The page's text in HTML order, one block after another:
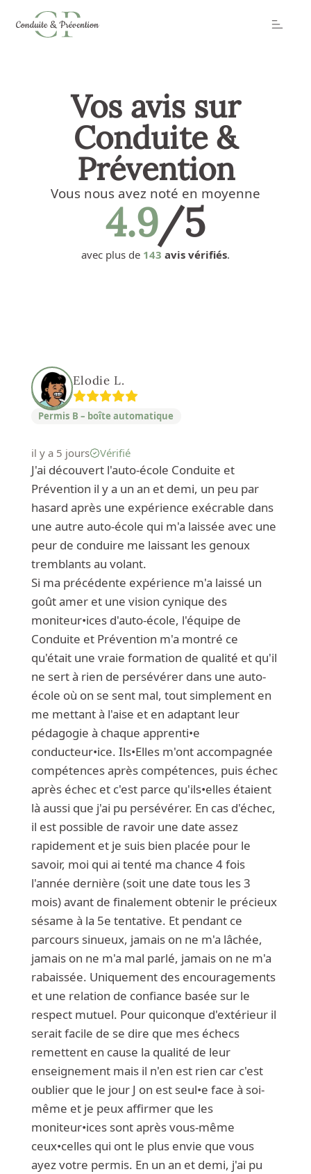
Vos avis sur
Conduite &
Prévention
Vous nous avez noté en moyenne
4.9/5
avec plus de 143 avis vérifiés.
Elodie L.
Permis B – boîte automatique
il y a 5 jours Vérifié
J'ai découvert l'auto-école Conduite et
Prévention il y a un an et demi, un peu par
hasard après une expérience exécrable dans
une autre auto-école qui m'a laissée avec une
peur de conduire me laissant les genoux
tremblants au volant.
Si ma précédente expérience m'a laissé un
goût amer et une vision cynique des
moniteur•ices d'auto-école, l'équipe de
Conduite et Prévention m'a montré ce
qu'était une vraie formation de qualité et qu'il
ne sert à rien de persévérer dans une auto-
école où on se sent mal, tout simplement en
me mettant à l'aise et en adaptant leur
pédagogie à chaque apprenti•e
conducteur•ice. Ils•Elles m'ont accompagnée
compétences après compétences, puis échec
après échec et c'est parce qu'ils•elles étaient
là aussi que j'ai pu persévérer. En cas d'échec,
il est possible de ravoir une date assez
rapidement et je suis bien placée pour le
savoir, moi qui ai tenté ma chance 4 fois
l'année dernière (soit une date tous les 3
mois) avant de finalement obtenir le précieux
sésame à la 5e tentative. Et pendant ce
parcours sinueux, jamais on ne m'a lâchée,
jamais on ne m'a mal parlé, jamais on ne m'a
rabaissée. Uniquement des encouragements
et une relation de confiance basée sur le
respect mutuel. Pour quiconque d'extérieur il
serait facile de se dire que mes échecs
remettent en cause la qualité de leur
enseignement mais il n'en est rien car c'est
oublier que le jour J on est seul•e face à soi-
même et je peux affirmer que les
moniteur•ices sont après vous-même
ceux•celles qui ont le plus envie que vous
ayez votre permis. En un an et demi, j'ai pu